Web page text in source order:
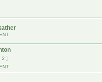
2 ]